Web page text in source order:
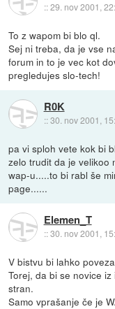
::29. nov 2001,
To z wapom bi blo ql.
Sej ni treba, da je vse
forum in to je vec kot
pregledujes slo-tech!
R0K
::30. nov 2001,
pa vi sploh vete kok bi
zelo trudit da je velikoo
wap-u.....to bi rabl še
page......
Elemen_T
::30. nov 2001,
V bistvu bi lahko
Torej, da bi se novice
stran.
Samo vprašanje če je